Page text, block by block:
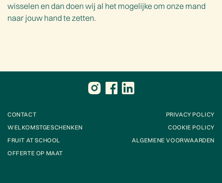
wisselen en dan doen wij al het mogelijke om onze mand
naar jouw hand te zetten.
CONTACT
WELKOMSTGESCHENKEN
FRUIT AT SCHOOL
OFFERTE OP MAAT
PRIVACY POLICY
COOKIE POLICY
ALGEMENE VOORWAARDEN